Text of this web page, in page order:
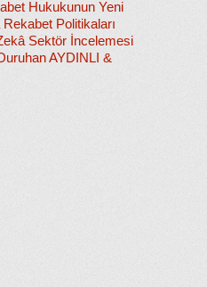
Hukukunun Yeni
Rekabet Politikaları
Sektör İncelemesi
AYDINLI &